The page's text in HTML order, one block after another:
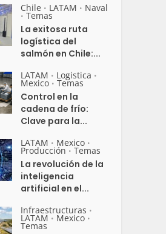
Chile • LATAM • Naval
• Temas
La exitosa ruta
logística del
salmón en Chile:...
LATAM • Logistica •
Mexico • Temas
Control en la
cadena de frío:
Clave para la...
LATAM • Mexico •
Producción • Temas
La revolución de la
inteligencia
artificial en el...
Infraestructuras •
LATAM • Mexico •
Temas